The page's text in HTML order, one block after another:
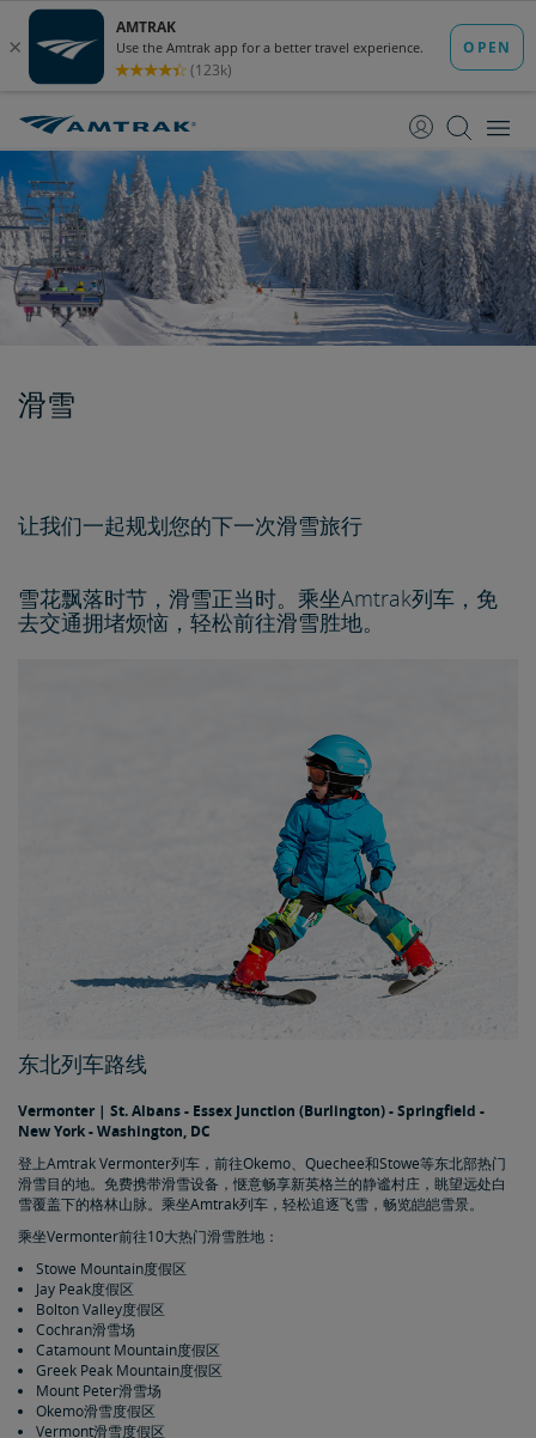
至
至
滑雪
让我们一起规划您的下一次滑雪旅行
雪花飘落时节，滑雪正当时。乘坐Amtrak列车，免
去交通拥堵烦恼，轻松前往滑雪胜地。
东北列车路线
Vermonter | St. Albans - Essex Junction (Burlington) - Springfield -
New York - Washington, DC
登上Amtrak Vermonter列车，前往Okemo、Quechee和Stowe等东北部热门
滑雪目的地。免费携带滑雪设备，惬意畅享新英格兰的静谧村庄，眺望远处白
雪覆盖下的格林山脉。乘坐Amtrak列车，轻松追逐飞雪，畅览皑皑雪景。
乘坐Vermonter前往10大热门滑雪胜地：
Stowe Mountain度假区
Jay Peak度假区
Bolton Valley度假区
Cochran滑雪场
Catamount Mountain度假区
Greek Peak Mountain度假区
Mount Peter滑雪场
Okemo滑雪度假区
Vermont滑雪度假区